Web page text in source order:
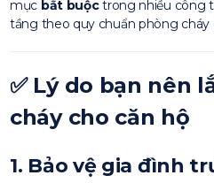
mục bắt buộctrong nhiều công
tầng theo quy chuẩn phòng cháy
✅ Lý do bạn nên
cháy cho căn hộ
1. Bảo vệ gia đình